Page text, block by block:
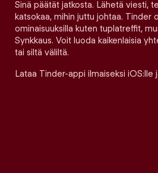
Sinä päätät jatkosta. Lähetä viesti,
katsokaa, mihin juttu johtaa. Tinder
ominaisuuksilla kuten tuplatreffit,
Synkkaus. Voit luoda kaikenlaisia
tai siltä väliltä.
Lataa Tinder-appi ilmaiseksi iOS:lle